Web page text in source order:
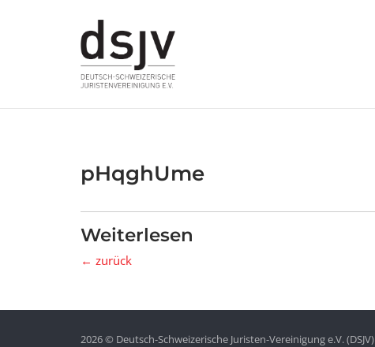
pHqghUme
Weiterlesen
← zurück
2026 © Deutsch-Schweizerische Juristen-Vereinigung e.V. (DSJV)